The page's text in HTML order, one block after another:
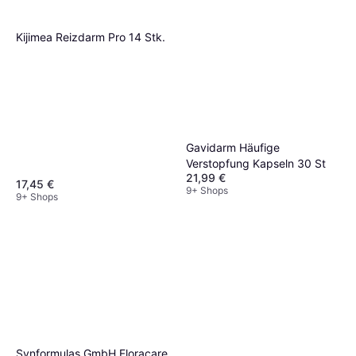
Kijimea Reizdarm Pro 14 Stk.
17,45 €
9+ Shops
Gavidarm Häufige
Verstopfung Kapseln 30 St
21,99 €
9+ Shops
Synformulas GmbH Floracare